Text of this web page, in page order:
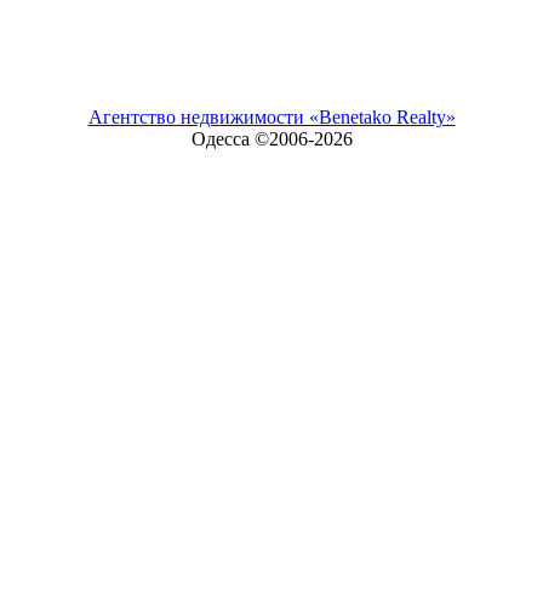
Агентство недвижимости «Benetako Realty»
Одесса ©2006-2026